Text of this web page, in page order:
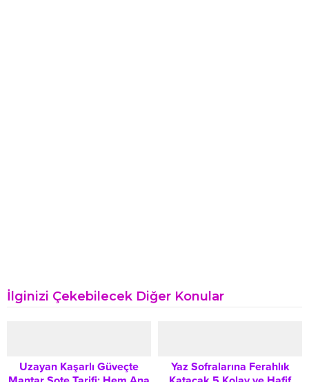
İlginizi Çekebilecek Diğer Konular
Uzayan Kaşarlı Güveçte
Yaz Sofralarına Ferahlık